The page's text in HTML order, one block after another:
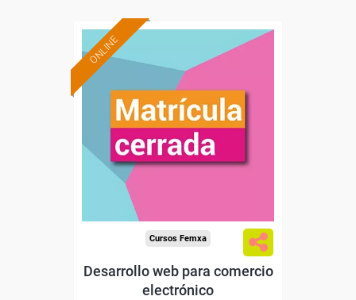
ONLINE
Cursos Femxa
Desarrollo web para comercio
electrónico